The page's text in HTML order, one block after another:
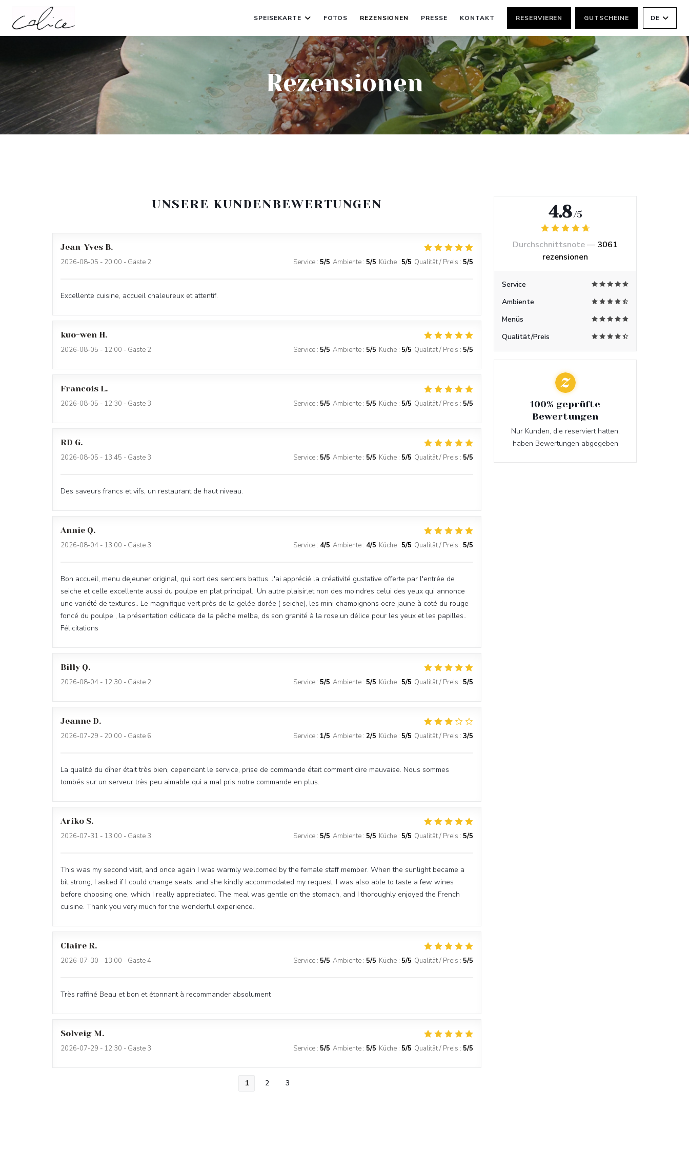
SPEISEKARTE FOTOS REZENSIONEN PRESSE KONTAKT RESERVIEREN GUTSCHEINE DE
Rezensionen
UNSERE KUNDENBEWERTUNGEN
Jean-Yves B
2026-08-05 - 20:00 - Gäste 2 Service : 5/5 Ambiente : 5/5 Küche : 5/5 Qualität / Preis : 5/5
Excellente cuisine, accueil chaleureux et attentif.
kuo-wen H
2026-08-05 - 12:00 - Gäste 2 Service : 5/5 Ambiente : 5/5 Küche : 5/5 Qualität / Preis : 5/5
Francois L
2026-08-05 - 12:30 - Gäste 3 Service : 5/5 Ambiente : 5/5 Küche : 5/5 Qualität / Preis : 5/5
RD G
2026-08-05 - 13:45 - Gäste 3 Service : 5/5 Ambiente : 5/5 Küche : 5/5 Qualität / Preis : 5/5
Des saveurs francs et vifs, un restaurant de haut niveau.
Annie Q
2026-08-04 - 13:00 - Gäste 3 Service : 4/5 Ambiente : 4/5 Küche : 5/5 Qualität / Preis : 5/5
Bon accueil, menu dejeuner original, qui sort des sentiers battus. J'ai apprécié la créativité gustative offerte par l'entrée de
seiche et celle excellente aussi du poulpe en plat principal.. Un autre plaisir,et non des moindres celui des yeux qui annonce
une variété de textures.. Le magnifique vert près de la gelée dorée ( seiche), les mini champignons ocre jaune à coté du rouge
foncé du poulpe , la présentation délicate de la pêche melba, ds son granité à la rose.un délice pour les yeux et les papilles..
Félicitations
Billy Q
2026-08-04 - 12:30 - Gäste 2 Service : 5/5 Ambiente : 5/5 Küche : 5/5 Qualität / Preis : 5/5
Jeanne D
2026-07-29 - 20:00 - Gäste 6 Service : 1/5 Ambiente : 2/5 Küche : 5/5 Qualität / Preis : 3/5
La qualité du dîner était très bien, cependant le service, prise de commande était comment dire mauvaise. Nous sommes
tombés sur un serveur très peu aimable qui a mal pris notre commande en plus.
Ariko S
2026-07-31 - 13:00 - Gäste 3 Service : 5/5 Ambiente : 5/5 Küche : 5/5 Qualität / Preis : 5/5
This was my second visit, and once again I was warmly welcomed by the female staff member. When the sunlight became a
bit strong, I asked if I could change seats, and she kindly accommodated my request. I was also able to taste a few wines
before choosing one, which I really appreciated. The meal was gentle on the stomach, and I thoroughly enjoyed the French
cuisine. Thank you very much for the wonderful experience..
Claire R
2026-07-30 - 13:00 - Gäste 4 Service : 5/5 Ambiente : 5/5 Küche : 5/5 Qualität / Preis : 5/5
Très raffiné Beau et bon et étonnant à recommander absolument
Solveig M
2026-07-29 - 12:30 - Gäste 3 Service : 5/5 Ambiente : 5/5 Küche : 5/5 Qualität / Preis : 5/5
1 2 3
4.8 /5
Durchschnittsnote — 3061
rezensionen
Service
Ambiente
Menüs
Qualität/Preis
100% geprüfte
Bewertungen
Nur Kunden, die reserviert hatten,
haben Bewertungen abgegeben